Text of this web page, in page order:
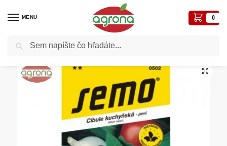
MENU 0
Domov Semená - osivá / Osivá zelenín